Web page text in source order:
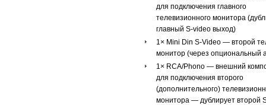
для подключения главного
телевизионного монитора
главный S-video выход)
1× Mini Din S-Video — второй
монитор (через опциональный
1× RCA/Phono — внешний
для подключения второго
(дополнительного)
монитора — дублирует второй